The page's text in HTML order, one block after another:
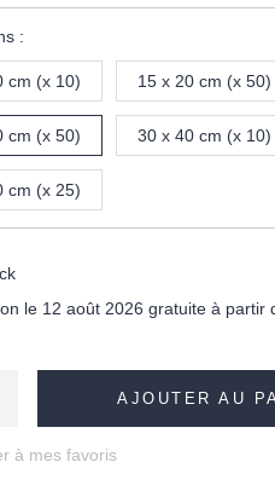
:
cm (x 10) 15 x 20 cm (x 50)
cm (x 50) 30 x 40 cm (x 10)
cm (x 25)
le 12 août 2026 gratuite à partir
AJOUTER AU
à mes favoris